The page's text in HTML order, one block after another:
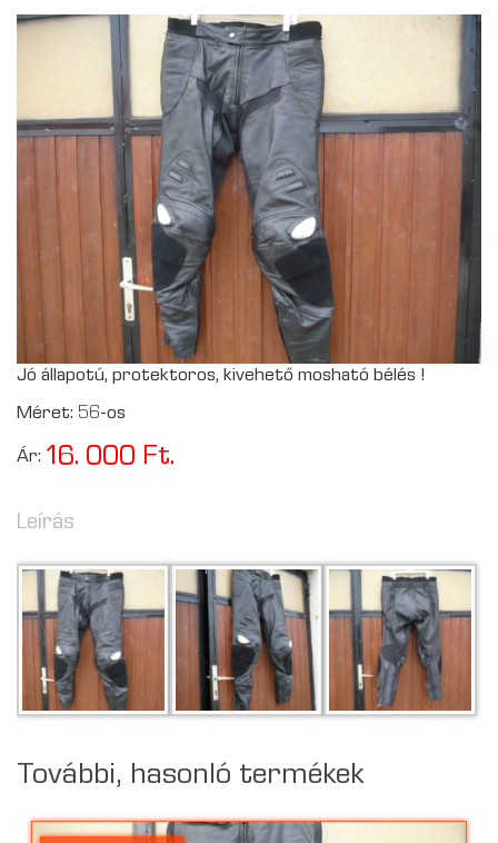
Jó állapotú, protektoros, kivehető mosható bélés !
Méret: 56-os
Ár: 16. 000 Ft.
Leírás
További, hasonló termékek